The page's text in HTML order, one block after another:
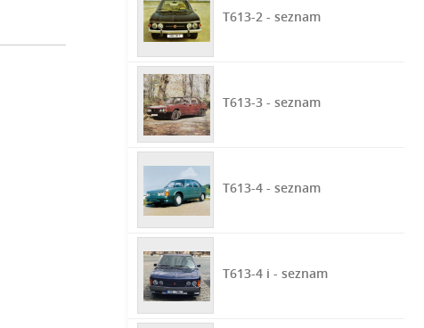
T613-2 - seznam
T613-3 - seznam
T613-4 - seznam
T613-4 i - seznam